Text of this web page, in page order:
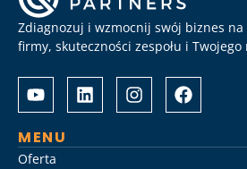
Zdiagnozuj i wzmocnij swój biznes
firmy, skuteczności zespołu i
Albrecht
Partners
разом
із
Разом
Albrechtpartners
в
Slot
MENU
Oferta